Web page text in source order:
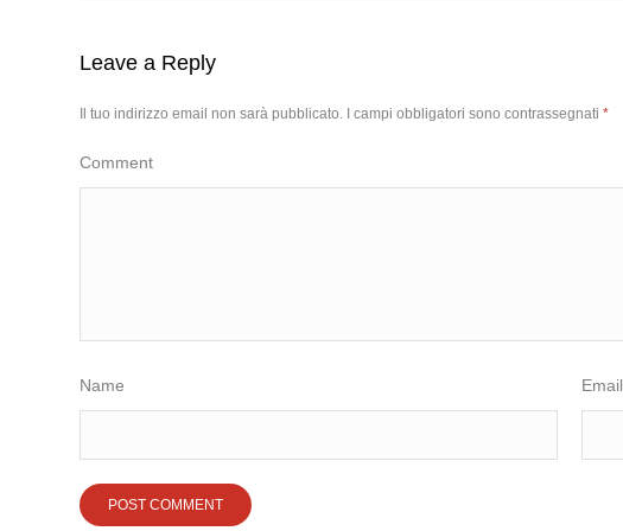
Leave a Reply
Il tuo indirizzo email non sarà pubblicato. I campi obbligatori sono contrassegnati*
Comment
Name Email